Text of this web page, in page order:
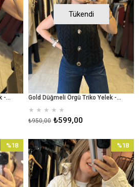
Gold Düğmeli Örgü Triko Yelek - Bordo
Tükendi
Gold Düğmeli Örgü Triko Yelek - Lacivert
★ ★ ★ ★ ★
₺599,00
₺950,00
%18
İndirim
%18İndirim
%18
İndirim